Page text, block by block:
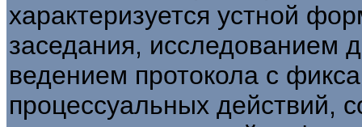
характеризуется устной
заседания, исследованием
ведением протокола с
процессуальных действий,